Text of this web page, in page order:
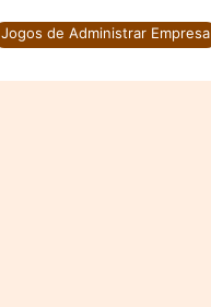
Jogos de Administrar Empresa